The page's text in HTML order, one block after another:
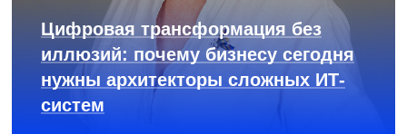
Цифровая трансформация без
иллюзий: почему бизнесу сегодня
нужны архитекторы сложных ИТ-
систем